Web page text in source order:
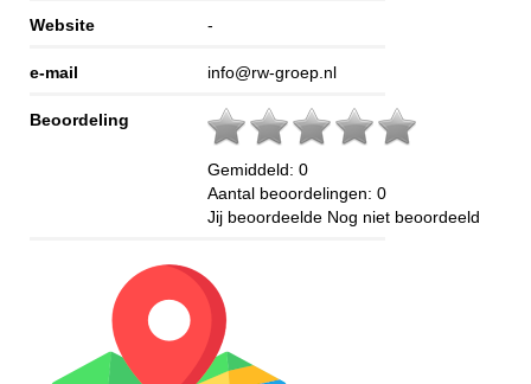
Website -
e-mail info@rw-groep.nl
Beoordeling
Gemiddeld: 0
Aantal beoordelingen: 0
Jij beoordeelde Nog niet beoordeeld